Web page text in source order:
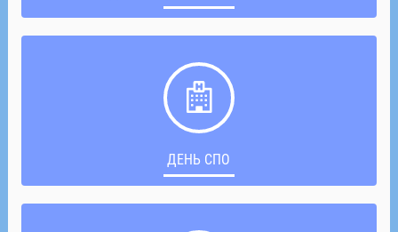
ДЕНЬ СПО